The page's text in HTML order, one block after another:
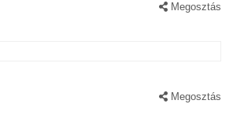
Megosztás
Megosztás